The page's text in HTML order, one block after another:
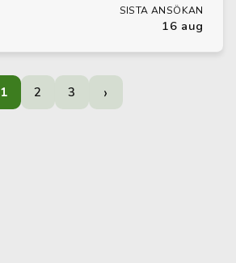
SISTA ANSÖKAN
16 aug
1 2 3 ›